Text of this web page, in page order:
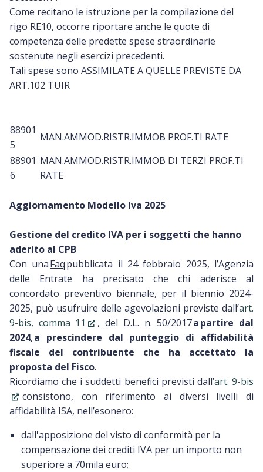
Come recitano le istruzione per la compilazione del
rigo RE10, occorre riportare anche le quote di
competenza delle predette spese straordinarie
sostenute negli esercizi precedenti.
Tali spese sono ASSIMILATE A QUELLE PREVISTE DA
ART.102 TUIR
88901
5
MAN.AMMOD.RISTR.IMMOB PROF.TI RATE
88901
6
MAN.AMMOD.RISTR.IMMOB DI TERZI PROF.TI
RATE
Aggiornamento Modello Iva 2025
Gestione del credito IVA per i soggetti che hanno
aderito al CPB
Con unaFaqpubblicata il 24 febbraio 2025, l’Agenzia
delle Entrate ha precisato che chi aderisce al
concordato preventivo biennale, per il biennio 2024-
2025, può usufruire delle agevolazioni previste dall’art.
9-bis, comma 11
, del D.L. n. 50/2017a partire dal
2024,a prescindere dal punteggio di affidabilità
fiscale del contribuente che ha accettato la
proposta del Fisco.
Ricordiamo che i suddetti benefici previsti dall’art. 9-bis
consistono, con riferimento ai diversi livelli di
affidabilità ISA, nell’esonero:
dall'apposizione del visto di conformità per la
compensazione dei crediti IVA per un importo non
superiore a 70mila euro;